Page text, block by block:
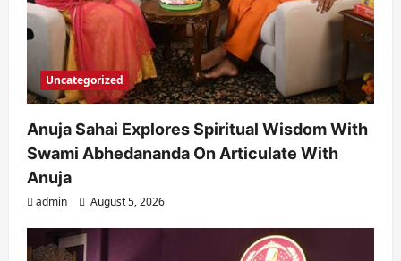
Uncategorized
Anuja Sahai Explores Spiritual Wisdom With
Swami Abhedananda On Articulate With
Anuja
admin August 5, 2026